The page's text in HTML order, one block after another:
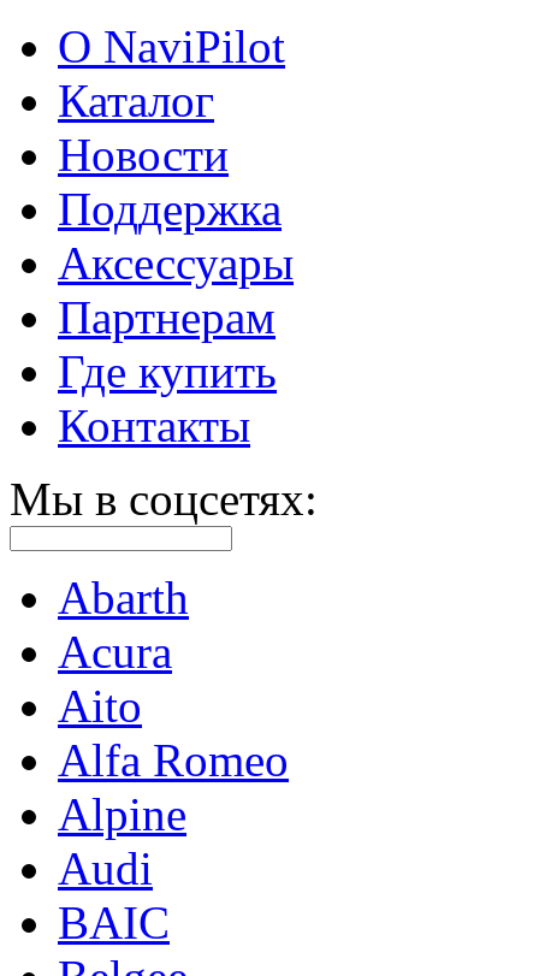
О NaviPilot
Каталог
Новости
Поддержка
Аксессуары
Партнерам
Где купить
Контакты
Мы в соцсетях:
Abarth
Acura
Aito
Alfa Romeo
Alpine
Audi
BAIC